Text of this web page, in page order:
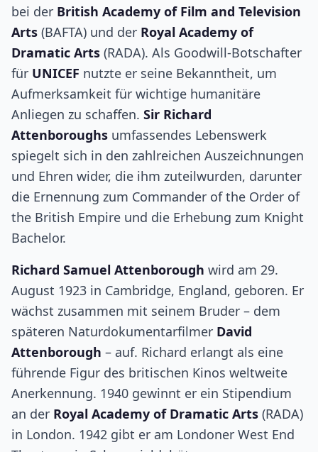
bei der British Academy of Film and Television
Arts (BAFTA) und der Royal Academy of
Dramatic Arts (RADA). Als Goodwill-Botschafter
für UNICEF nutzte er seine Bekanntheit, um
Aufmerksamkeit für wichtige humanitäre
Anliegen zu schaffen. Sir Richard
Attenboroughs umfassendes Lebenswerk
spiegelt sich in den zahlreichen Auszeichnungen
und Ehren wider, die ihm zuteilwurden, darunter
die Ernennung zum Commander of the Order of
the British Empire und die Erhebung zum Knight
Bachelor.
Richard Samuel Attenborough wird am 29.
August 1923 in Cambridge, England, geboren. Er
wächst zusammen mit seinem Bruder – dem
späteren Naturdokumentarfilmer David
Attenborough – auf. Richard erlangt als eine
führende Figur des britischen Kinos weltweite
Anerkennung. 1940 gewinnt er ein Stipendium
an der Royal Academy of Dramatic Arts (RADA)
in London. 1942 gibt er am Londoner West End